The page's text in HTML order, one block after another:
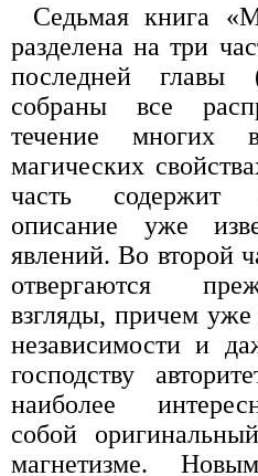
Седьмая книга
разделена на три
последней
собраны все
течение многих
магических
часть содержит
описание уже
явлений. Во второй
отвергаются
взгляды, причем уже
независимости и
господству
наиболее
собой
магнетизме.